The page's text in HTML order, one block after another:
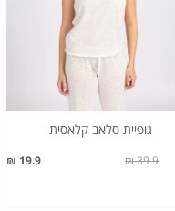
גופיית סלאב קלאסית
19.9 ₪ 39.9 ₪